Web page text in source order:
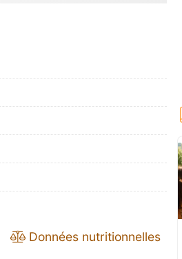
Données nutritionnelles